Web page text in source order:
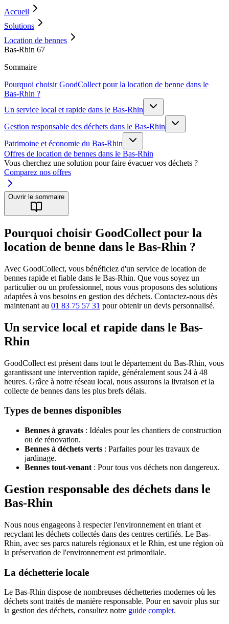
Accueil
Solutions
Location de bennes
Bas-Rhin 67
Sommaire
Pourquoi choisir GoodCollect pour la location de benne dans le
Bas-Rhin ?
Un service local et rapide dans le Bas-Rhin
Gestion responsable des déchets dans le Bas-Rhin
Patrimoine et économie du Bas-Rhin
Offres de location de bennes dans le Bas-Rhin
Vous cherchez une solution pour faire évacuer vos déchets ?
Comparez nos offres
Ouvrir le sommaire
Pourquoi choisir GoodCollect pour la
location de benne dans le Bas-Rhin ?
Avec GoodCollect, vous bénéficiez d'un service de location de
bennes rapide et fiable dans le Bas-Rhin. Que vous soyez un
particulier ou un professionnel, nous vous proposons des solutions
adaptées à vos besoins en gestion des déchets. Contactez-nous dès
maintenant au 01 83 75 57 31 pour obtenir un devis personnalisé.
Un service local et rapide dans le Bas-
Rhin
GoodCollect est présent dans tout le département du Bas-Rhin, vous
garantissant une intervention rapide, généralement sous 24 à 48
heures. Grâce à notre réseau local, nous assurons la livraison et la
collecte de bennes dans les plus brefs délais.
Types de bennes disponibles
Bennes à gravats : Idéales pour les chantiers de construction
ou de rénovation.
Bennes à déchets verts : Parfaites pour les travaux de
jardinage.
Bennes tout-venant : Pour tous vos déchets non dangereux.
Gestion responsable des déchets dans le
Bas-Rhin
Nous nous engageons à respecter l'environnement en triant et
recyclant les déchets collectés dans des centres certifiés. Le Bas-
Rhin, avec ses parcs naturels régionaux et le Rhin, est une région où
la préservation de l'environnement est primordiale.
La déchetterie locale
Le Bas-Rhin dispose de nombreuses déchetteries modernes où les
déchets sont traités de manière responsable. Pour en savoir plus sur
la gestion des déchets, consultez notre guide complet.